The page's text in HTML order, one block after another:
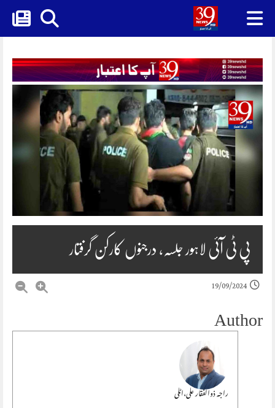
Skip
content
پی ٹی آئی لاہور جلسہ، درجنوں کارکن گرفتار
19/09/2024
Author
راجہ ذوالفقار علی،اٹلی